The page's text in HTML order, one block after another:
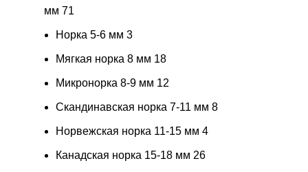
мм 71
Норка 5-6 мм 3
Мягкая норка 8 мм 18
Микронорка 8-9 мм 12
Скандинавская норка 7-11 мм 8
Норвежская норка 11-15 мм 4
Канадская норка 15-18 мм 26